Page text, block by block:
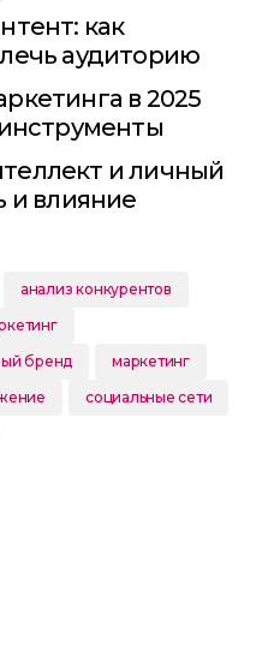
как
аудиторию
в 2025
и личный
и влияние
анализ конкурентов
бренд
маркетинг
социальные сети